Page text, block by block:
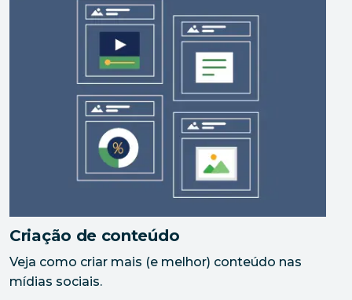
Criação de conteúdo
Veja como criar mais (e melhor) conteúdo nas
mídias sociais.